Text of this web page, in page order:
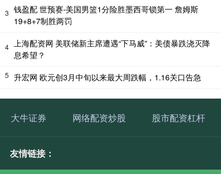
3 钱盈配 世预赛-美国男篮1分险胜墨西哥锁第一 詹姆斯
19+8+7制胜两罚
4 上海配资网 美联储新主席遭遇“下马威”：美债暴跌浇灭降
息希望？
5 升宏网 欧元创3月中旬以来最大周跌幅，1.16关口告急
大牛证券 网络配资炒股 股市配资杠杆
友情链接：